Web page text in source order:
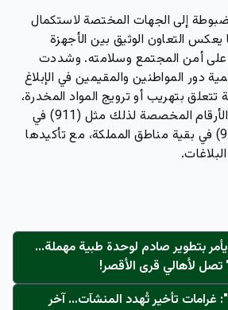
إلى الجهات المختصة لاستكمال
يعكس التعاون الوثيق بين الأجهزة
على أمن المجتمع وسلامته. وشددت
دور المواطنين والمقيمين في الإبلاغ
بتهريب أو ترويج المواد المخدرة،
داعيةً إلى التواصل عبر الأرقام المخصصة لذلك مثل (911) في
المناطق الرئيسية و(999) في بقية مناطق المملكة، مع تأكيدها
بتطوير صادم لوحدة طبية مهملة...
لأهالي قرى الأقصر!
غرامات تأخير تُهدد المنشآت… آخر